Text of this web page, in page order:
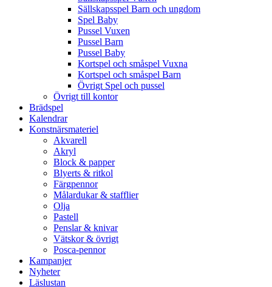
Sällskapsspel Barn och ungdom
Spel Baby
Pussel Vuxen
Pussel Barn
Pussel Baby
Kortspel och småspel Vuxna
Kortspel och småspel Barn
Övrigt Spel och pussel
Övrigt till kontor
Brädspel
Kalendrar
Konstnärsmateriel
Akvarell
Akryl
Block & papper
Blyerts & ritkol
Färgpennor
Målardukar & stafflier
Olja
Pastell
Penslar & knivar
Vätskor & övrigt
Posca-pennor
Kampanjer
Nyheter
Läslustan